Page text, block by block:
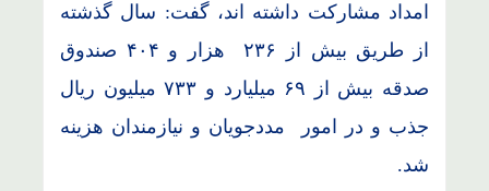
امداد مشارکت داشته اند، گفت: سال گذشته
از طریق بیش از ۲۳۶ هزار و ۴۰۴ صندوق
صدقه بیش از ۶۹ میلیارد و ۷۳۳ میلیون ریال
جذب و در امور مددجویان و نیازمندان هزینه
شد.